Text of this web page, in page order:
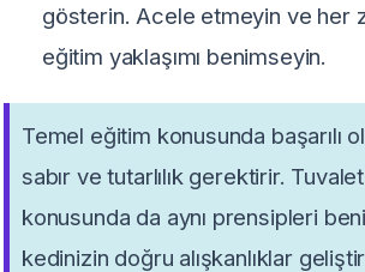
gösterin. Acele etmeyin ve her
eğitim yaklaşımı benimseyin.
Temel eğitim konusunda başarılı
sabır ve tutarlılık gerektirir.
konusunda da aynı prensipleri
kedinizin doğru alışkanlıklar